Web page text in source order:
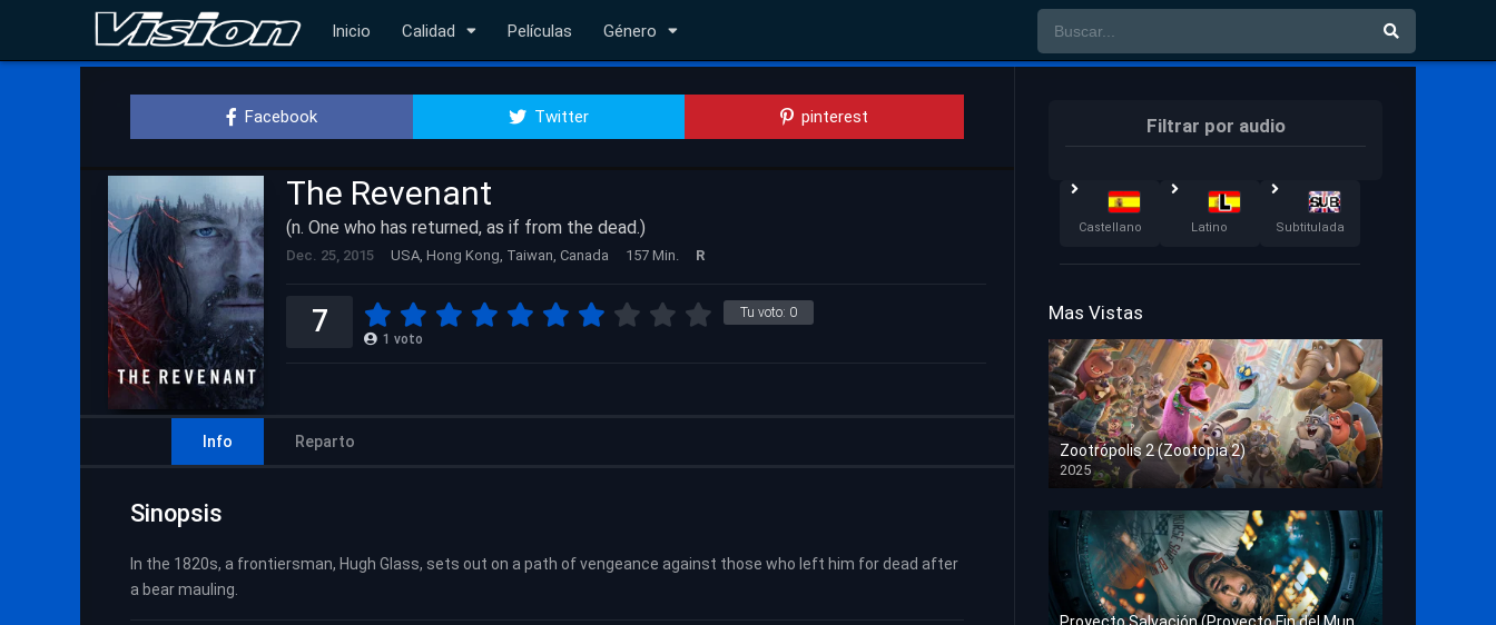
Inicio Calidad Películas Género
Facebook Twitter pinterest
The Revenant
(n. One who has returned, as if from the dead.)
Dec. 25, 2015 USA, Hong Kong, Taiwan, Canada 157 Min. R
Tu voto: 0
7 1 voto
Info Reparto
Sinopsis
In the 1820s, a frontiersman, Hugh Glass, sets out on a path of vengeance against those who left him for dead after
a bear mauling.
Filtrar por audio
Castellano Latino Subtitulada
Mas Vistas
Zootrópolis 2 (Zootopia 2)
2025
HD 1080p